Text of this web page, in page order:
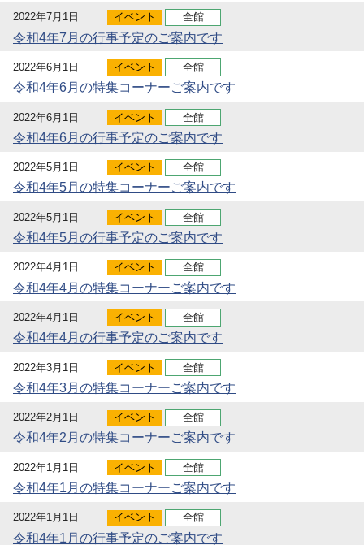
2022年7月1日 イベント 全館
令和4年7月の行事予定のご案内です
2022年6月1日 イベント 全館
令和4年6月の特集コーナーご案内です
2022年6月1日 イベント 全館
令和4年6月の行事予定のご案内です
2022年5月1日 イベント 全館
令和4年5月の特集コーナーご案内です
2022年5月1日 イベント 全館
令和4年5月の行事予定のご案内です
2022年4月1日 イベント 全館
令和4年4月の特集コーナーご案内です
2022年4月1日 イベント 全館
令和4年4月の行事予定のご案内です
2022年3月1日 イベント 全館
令和4年3月の特集コーナーご案内です
2022年2月1日 イベント 全館
令和4年2月の特集コーナーご案内です
2022年1月1日 イベント 全館
令和4年1月の特集コーナーご案内です
2022年1月1日 イベント 全館
令和4年1月の行事予定のご案内です